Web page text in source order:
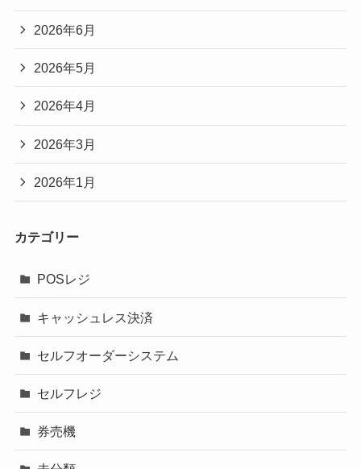
2026年6月
2026年5月
2026年4月
2026年3月
2026年1月
カテゴリー
POSレジ
キャッシュレス決済
セルフオーダーシステム
セルフレジ
券売機